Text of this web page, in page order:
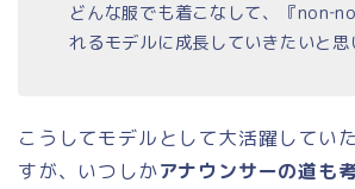
どんな服でも着こなして、『
れるモデルに成長していきたいと思
こうしてモデルとして大活躍してい
すが、いつしかアナウンサーの道も